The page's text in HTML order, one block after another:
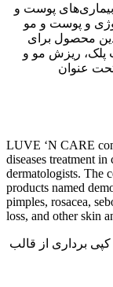
پوست و
و پوست و مو
محصول برای
پلک، ریزش مو و
عنوان
LUVE ‘N CARE
diseases treatment
dermatologists. The
products named
pimples, rosacea,
loss, and other skin
برداری از قالب